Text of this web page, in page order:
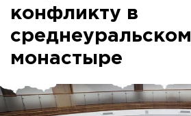
конфликту в
среднеуральском
монастыре